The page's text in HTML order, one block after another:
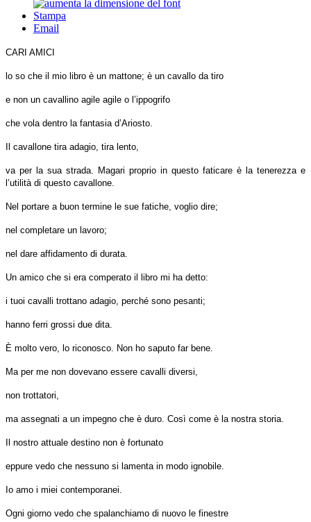
Stampa
Email
CARI AMICI
lo so che il mio libro è un mattone; è un cavallo da tiro
e non un cavallino agile agile o l’ippogrifo
che vola dentro la fantasia d’Ariosto.
Il cavallone tira adagio, tira lento,
va per la sua strada. Magari proprio in questo faticare è la tenerezza e
l’utilità di questo cavallone.
Nel portare a buon termine le sue fatiche, voglio dire;
nel completare un lavoro;
nel dare affidamento di durata.
Un amico che si era comperato il libro mi ha detto:
i tuoi cavalli trottano adagio, perché sono pesanti;
hanno ferri grossi due dita.
È molto vero, lo riconosco. Non ho saputo far bene.
Ma per me non dovevano essere cavalli diversi,
non trottatori,
ma assegnati a un impegno che è duro. Così come è la nostra storia.
Il nostro attuale destino non è fortunato
eppure vedo che nessuno si lamenta in modo ignobile.
Io amo i miei contemporanei.
Ogni giorno vedo che spalanchiamo di nuovo le finestre